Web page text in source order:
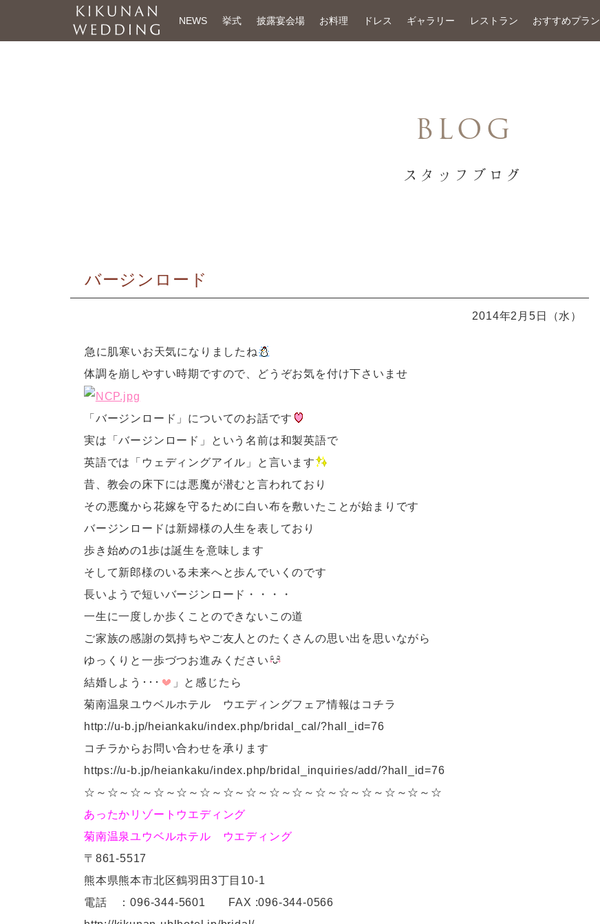
NEWS 挙式 披露宴会場 お料理 ドレス ギャラリー レストラン おすすめプラン
BLOG
スタッフブログ
バージンロード
2014年2月5日（水）
急に肌寒いお天気になりましたね
体調を崩しやすい時期ですので、どうぞお気を付け下さいませ
「バージンロード」についてのお話です
実は「バージンロード」という名前は和製英語で
英語では「ウェディングアイル」と言います
昔、教会の床下には悪魔が潜むと言われており
その悪魔から花嫁を守るために白い布を敷いたことが始まりです
バージンロードは新婦様の人生を表しており
歩き始めの1歩は誕生を意味します
そして新郎様のいる未来へと歩んでいくのです
長いようで短いバージンロード・・・・
一生に一度しか歩くことのできないこの道
ご家族の感謝の気持ちやご友人とのたくさんの思い出を思いながら
ゆっくりと一歩づつお進みください
結婚しよう･･･
」と感じたら
菊南温泉ユウベルホテル ウエディングフェア情報はコチラ
http://u-b.jp/heiankaku/index.php/bridal_cal/?hall_id=76
コチラからお問い合わせを承ります
https://u-b.jp/heiankaku/index.php/bridal_inquiries/add/?hall_id=76
☆～☆～☆～☆～☆～☆～☆～☆～☆～☆～☆～☆～☆～☆～☆～☆
あったかリゾートウエディング
菊南温泉ユウベルホテル ウエディング
〒861-5517
熊本県熊本市北区鶴羽田3丁目10-1
電話 ：096-344-5601 FAX :096-344-0566